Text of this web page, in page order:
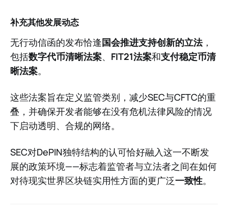
补充其他发展动态
无行动信函的发布恰逢国会推进支持创新的立法，
包括数字代币清晰法案、 FIT21法案和支付稳定币清
晰法案。
这些法案旨在定义监管类别，减少SEC与CFTC的重
叠，并确保开发者能够在没有危机法律风险的情况
下启动透明、合规的网络。
SEC对DePIN独特结构的认可恰好融入这一不断发
展的政策环境——标志着监管者与立法者之间在如何
对待现实世界区块链实用性方面的更广泛一致性。